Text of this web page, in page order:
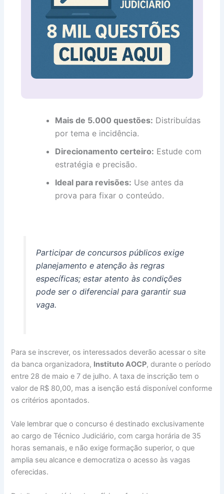
Mais de 5.000 questões: Distribuídas
por tema e incidência.
Direcionamento certeiro: Estude com
estratégia e precisão.
Ideal para revisões: Use antes da
prova para fixar o conteúdo.
Participar de concursos públicos exige
planejamento e atenção às regras
específicas; estar atento às condições
pode ser o diferencial para garantir sua
vaga.
Para se inscrever, os interessados deverão acessar o site
da banca organizadora, Instituto AOCP, durante o período
entre 28 de maio e 7 de julho. A taxa de inscrição tem o
valor de R$ 80,00, mas a isenção está disponível conforme
os critérios apontados.
Vale lembrar que o concurso é destinado exclusivamente
ao cargo de Técnico Judiciário, com carga horária de 35
horas semanais, e não exige formação superior, o que
amplia seu alcance e democratiza o acesso às vagas
oferecidas.